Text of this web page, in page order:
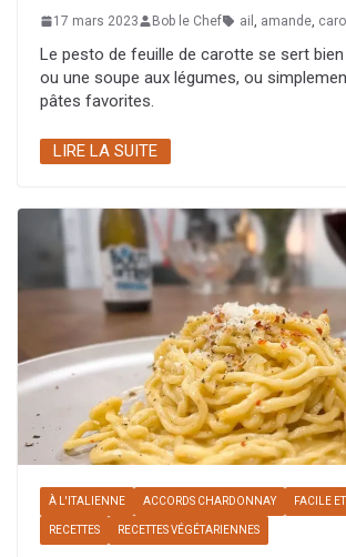
17 mars 2023 Bob le Chef ail , amande,
Le pesto de feuille de carotte se sert
ou une soupe aux légumes, ou
pâtes favorites.
LIRE LA SUITE
À L'ITALIENNE ACCORDS CHARDONNAY FACILE
RECETTES RECETTES VÉGÉTARIENNES